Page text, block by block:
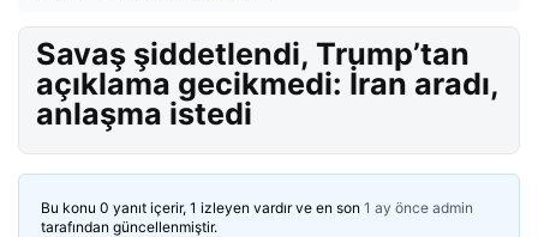
Savaş şiddetlendi, Trump’tan
açıklama gecikmedi: İran aradı,
anlaşma istedi
Bu konu 0 yanıt içerir, 1 izleyen vardır ve en son 1 ay önce admin
tarafından güncellenmiştir.